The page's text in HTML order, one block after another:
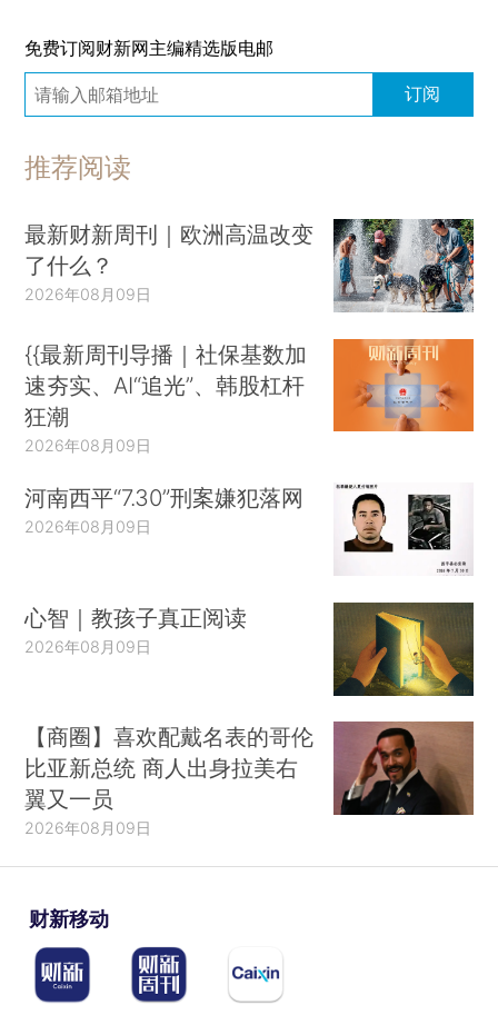
免费订阅财新网主编精选版电邮
订阅
推荐阅读
最新财新周刊｜欧洲高温改变
了什么？
2026年08月09日
{{最新周刊导播｜社保基数加
速夯实、AI“追光”、韩股杠杆
狂潮
2026年08月09日
河南西平“7.30”刑案嫌犯落网
2026年08月09日
心智｜教孩子真正阅读
2026年08月09日
【商圈】喜欢配戴名表的哥伦
比亚新总统 商人出身拉美右
翼又一员
2026年08月09日
财新移动